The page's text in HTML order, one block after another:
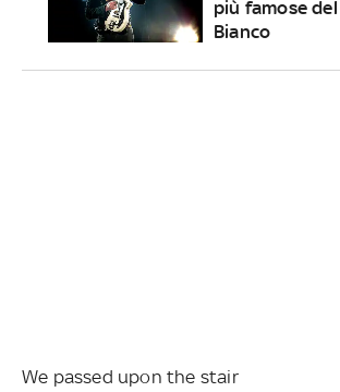
più famose
Bianco
We passed upon the stair